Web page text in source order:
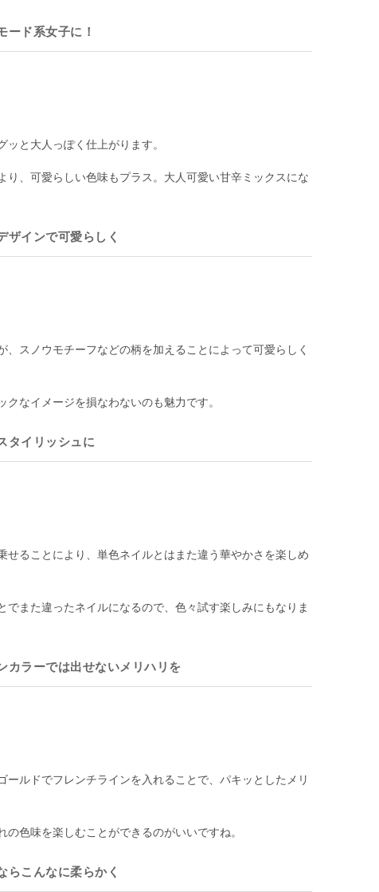
ード系女子に！
と大人っぽく仕上がります。
り、可愛らしい色味もプラス。大人可愛い甘辛ミックスにな
ザインで可愛らしく
スノウモチーフなどの柄を加えることによって可愛らしく
なイメージを損なわないのも魅力です。
タイリッシュに
せることにより、単色ネイルとはまた違う華やかさを楽しめ
また違ったネイルになるので、色々試す楽しみにもなりま
カラーでは出せないメリハリを
ルドでフレンチラインを入れることで、パキッとしたメリ
色味を楽しむことができるのがいいですね。
らこんなに柔らかく